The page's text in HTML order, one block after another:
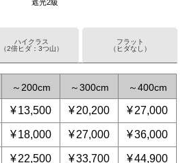
遮光2級
～ 200 ～300 ～400
¥13,500 ¥20,200 ¥27,000
¥18,000 ¥27,000 ¥36,000
¥22,500 ¥33,700 ¥44,900
ハイクラス
（2倍ヒダ：3つ山）
フラット
（ヒダなし）